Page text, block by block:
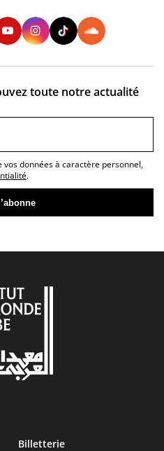
FacebookLinkedInYoutubeInstagram
toute notre actualité
vos données à caractère personnel,
.
Billetterie